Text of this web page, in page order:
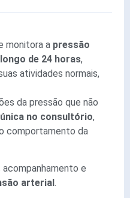
monitora a pressão
de 24 horas,
atividades normais,
da pressão que não
no consultório,
comportamento da
acompanhamento e
arterial .